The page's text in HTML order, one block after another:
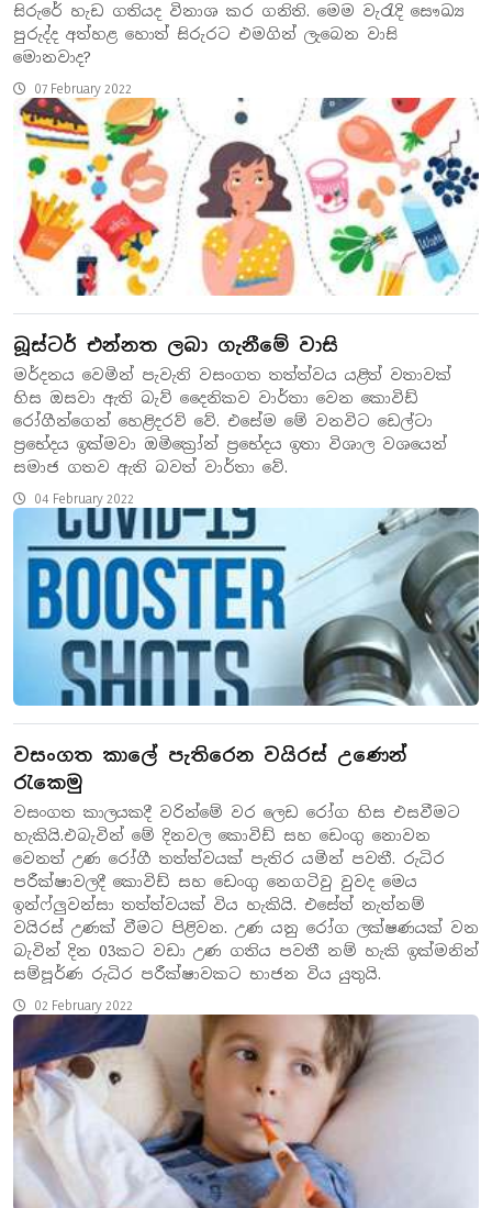
සිරුරේ හැඩ ගතියද විනාශ කර ගනිති. මෙම වැරැදි සෞඛ්‍ය
පුරුද්ද අත්හළ හොත් සිරුරට එමගින් ලැබෙන වාසි
මොනවාද?
07 February 2022
බූස්ටර් එන්නත ලබා ගැනීමේ වාසි
මර්දනය වෙමින් පැවැති වසංගත තත්ත්වය යළිත් වතාවක්
හිස ඔසවා ඇති බැව් දෛනිකව වාර්තා වෙන කොවිඩ්
රෝගීන්ගෙන් හෙළිදරව් වේ. එසේම මේ වනවිට ඩෙල්ටා
ප්‍රභේදය ඉක්මවා ඔමික්‍රෝන් ප්‍රභේදය ඉතා විශාල වශයෙන්
සමාජ ගතව ඇති බවත් වාර්තා වේ.
04 February 2022
වසංගත කාලේ පැතිරෙන වයිරස් උණෙන්
රැකෙමු
වසංගත කාලයකදී වරින්මේ වර ලෙඩ රෝග හිස එසවීමට
හැකියි.එබැවින් මේ දිනවල කොවිඩ් සහ ඩෙංගු නොවන
වෙනත් උණ රෝගී තත්ත්වයක් පැතිර යමින් පවතී. රුධිර
පරීක්ෂාවලදී කොවිඩ් සහ ඩෙංගු නෙගටිවු වුවද මෙය
ඉන්ෆ්ලුවන්සා තත්ත්වයක් විය හැකියි. එසේත් නැත්නම්
වයිරස් උණක් වීමට පිළිවන. උණ යනු රෝග ලක්ෂණයක් වන
බැවින් දින 03කට වඩා උණ ගතිය පවතී නම් හැකි ඉක්මනින්
සම්පූර්ණ රුධිර පරීක්ෂාවකට භාජන විය යුතුයි.
02 February 2022